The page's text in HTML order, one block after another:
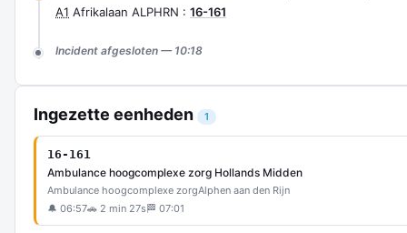
A1 Afrikalaan ALPHRN : 16-161
Incident afgesloten — 10:18
Ingezette eenheden 1
16-161
Ambulance hoogcomplexe zorg Hollands Midden
Ambulance hoogcomplexe zorgAlphen aan den Rijn
🔔 06:57🚗 2 min 27s 🏁 07:01